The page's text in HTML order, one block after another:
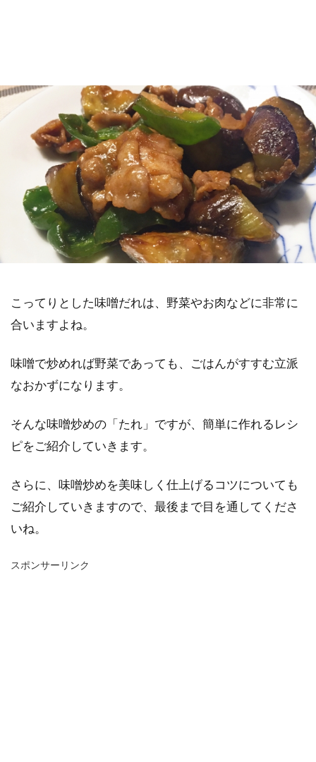
こってりとした味噌だれは、野菜やお肉などに非常に
合いますよね。
味噌で炒めれば野菜であっても、ごはんがすすむ立派
なおかずになります。
そんな味噌炒めの「たれ」ですが、簡単に作れるレシ
ピをご紹介していきます。
さらに、味噌炒めを美味しく仕上げるコツについても
ご紹介していきますので、最後まで目を通してくださ
いね。
スポンサーリンク